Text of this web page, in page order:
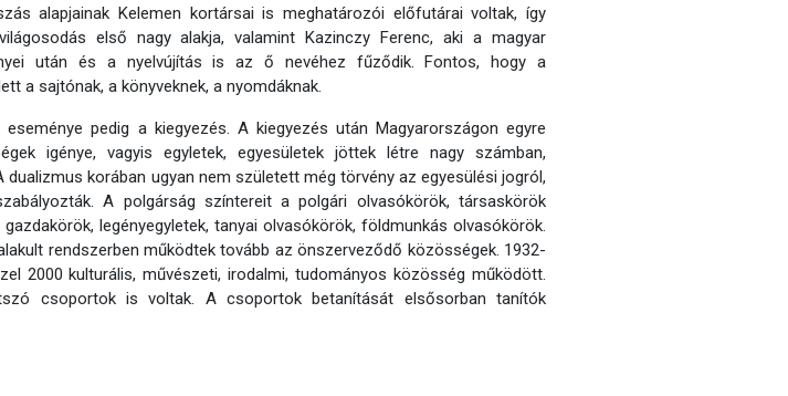
alapjainak Kelemen kortársai is meghatározói előfutárai voltak, így
első nagy alakja, valamint Kazinczy Ferenc, aki a magyar
után és a nyelvújítás is az ő nevéhez fűződik. Fontos, hogy a
a sajtónak, a könyveknek, a nyomdáknak.
pedig a kiegyezés. A kiegyezés után Magyarországon egyre
igénye, vagyis egyletek, egyesületek jöttek létre nagy számban,
dualizmus korában ugyan nem született még törvény az egyesülési jogról,
A polgárság színtereit a polgári olvasókörök, társaskörök
legényegyletek, tanyai olvasókörök, földmunkás olvasókörök.
rendszerben működtek tovább az önszerveződő közösségek. 1932-
2000 kulturális, művészeti, irodalmi, tudományos közösség működött.
csoportok is voltak. A csoportok betanítását elsősorban tanítók